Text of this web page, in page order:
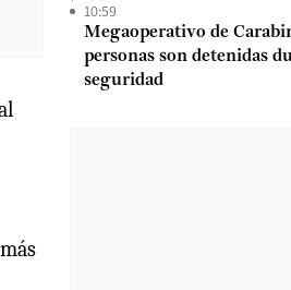
10:59
Megaoperativo de
personas son detenidas
seguridad